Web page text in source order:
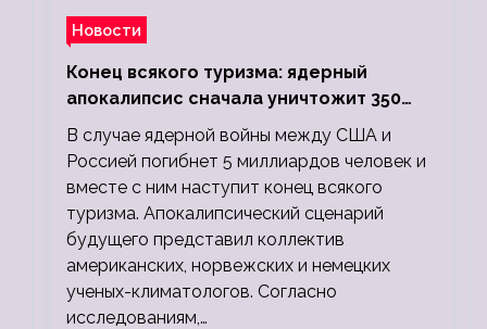
Новости
Конец всякого туризма: ядерный
апокалипсис сначала уничтожит 350
миллионов, а потом 5 миллиардов
людей
В случае ядерной войны между США и
Россией погибнет 5 миллиардов человек и
вместе с ним наступит конец всякого
туризма. Апокалипсический сценарий
будущего представил коллектив
американских, норвежских и немецких
ученых-климатологов. Согласно
исследованиям,…